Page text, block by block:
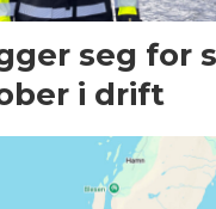
seg for
i drift